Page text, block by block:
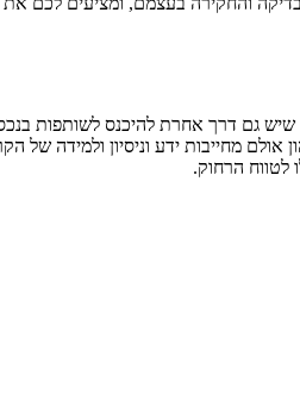
שיש גם דרך אחרת להיכנס לשותפות
לטווח הרחוק.